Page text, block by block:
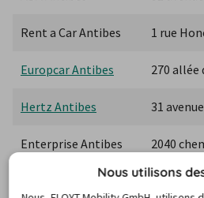
Rent a Car Antibes 1 rue
Europcar Antibes 270 allée
Hertz Antibes 31
Enterprise Antibes
2040
Nous utilisons